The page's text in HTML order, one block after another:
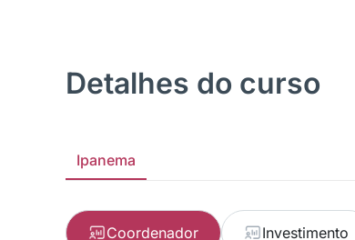
Detalhes do curso
Ipanema
Coordenador Investimento